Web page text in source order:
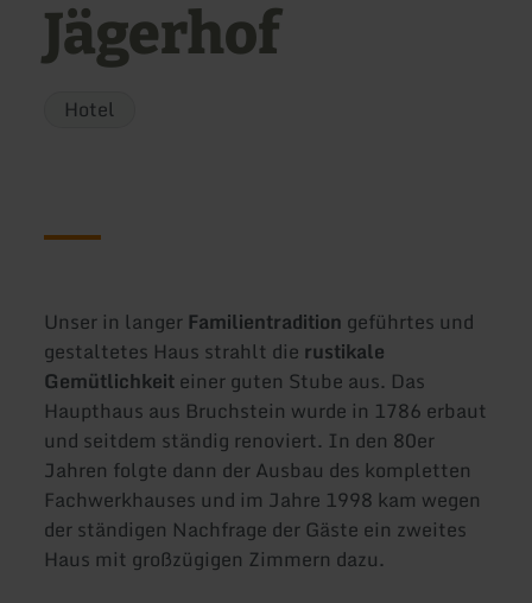
Jägerhof
Hotel
Unser in langer Familientradition geführtes und
gestaltetes Haus strahlt die rustikale
Gemütlichkeiteiner guten Stube aus. Das
Haupthaus aus Bruchstein wurde in 1786 erbaut
und seitdem ständig renoviert. In den 80er
Jahren folgte dann der Ausbau des kompletten
Fachwerkhauses und im Jahre 1998 kam wegen
der ständigen Nachfrage der Gäste ein zweites
Haus mit großzügigen Zimmern dazu.